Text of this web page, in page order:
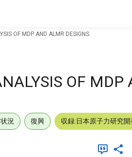
OF MDP AND ALMR DESIGNS.
OF MDP
況 復興 収録:日本原子力研究